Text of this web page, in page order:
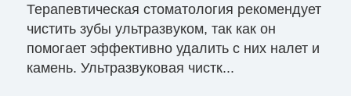
Терапевтическая стоматология рекомендует
чистить зубы ультразвуком, так как он
помогает эффективно удалить с них налет и
камень. Ультразвуковая чистк...